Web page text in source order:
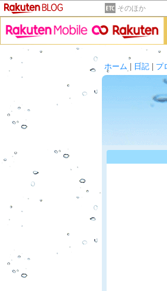
そのほか
ホーム
日記 プ